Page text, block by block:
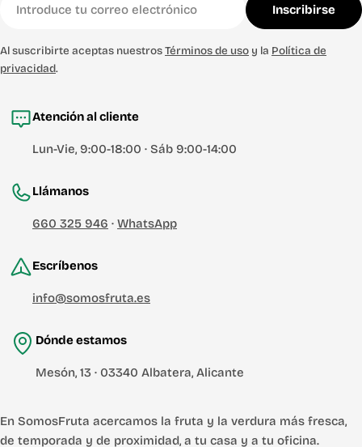
electrónico
Inscribirse
Al suscribirte aceptas nuestrosTérminos de uso y la Política de
privacidad.
Atención al cliente
Lun-Vie, 9:00-18:00 · Sáb 9:00-14:00
Llámanos
660 325 946 · WhatsApp
Escríbenos
info@somosfruta.es
Dónde estamos
Mesón, 13 · 03340 Albatera, Alicante
En SomosFruta acercamos la fruta y la verdura más fresca,
de temporada y de proximidad, a tu casa y a tu oficina.